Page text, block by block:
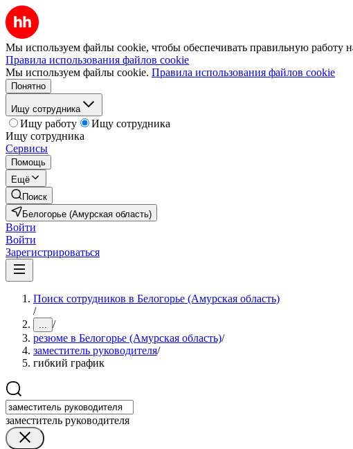
Мы используем файлы cookie, чтобы обеспечивать правильную работу
Правила использования файлов cookie
Мы используем файлы cookie. Правила использования файлов cookie
Понятно
Ищу сотрудника
Ищу работу
Ищу сотрудника
Ищу сотрудника
Сервисы
Помощь
Ещё
Поиск
Белогорье (Амурская область)
Войти
Войти
Зарегистрироваться
Поиск сотрудников в Белогорье (Амурская область)
/
... /
резюме в Белогорье (Амурская область)/
заместитель руководителя/
гибкий график
заместитель руководителя